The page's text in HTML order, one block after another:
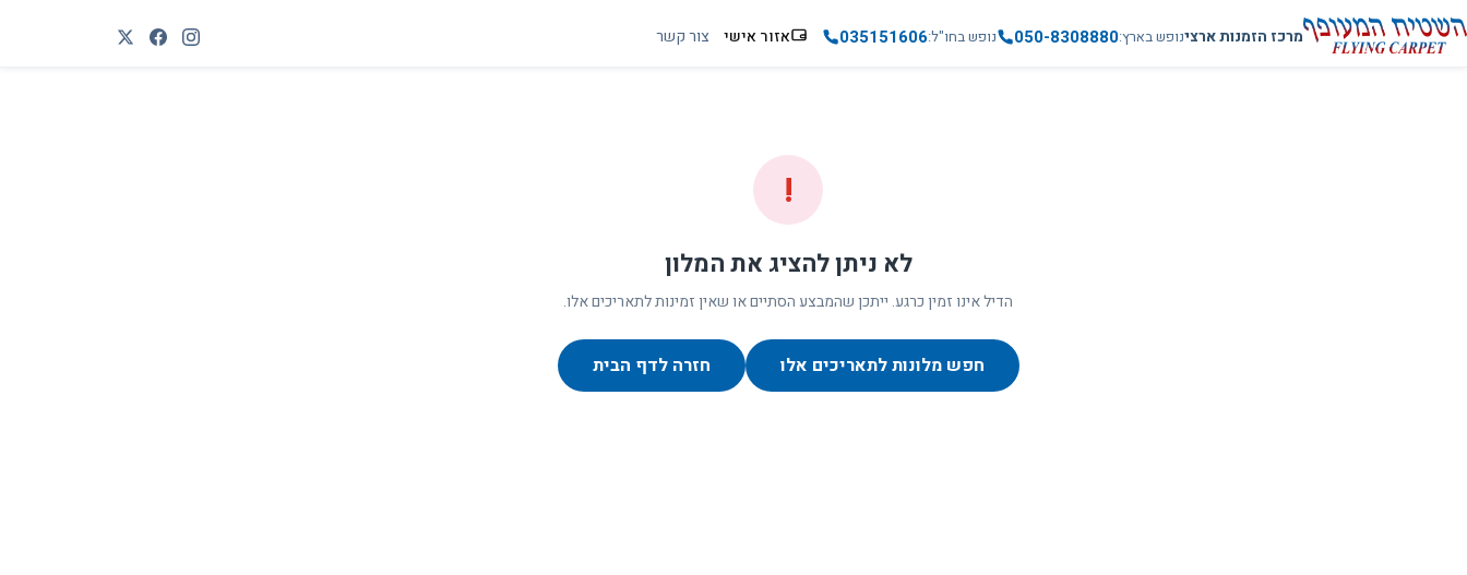
מרכז הזמנות ארצינופש בארץ050-8308880 נופש בחו"ל035151606 אזור אישי צור קשר
!
לא ניתן להציג את המלון
הדיל אינו זמין כרגע. ייתכן שהמבצע הסתיים או שאין זמינות לתאריכים אלו.
חפש מלונות לתאריכים אלו חזרה לדף הבית